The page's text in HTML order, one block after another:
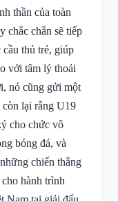
thần của toàn
chắc chắn sẽ tiếp
thủ trẻ, giúp
với tâm lý thoải
nó cũng gửi một
còn lại rằng U19
cho chức vô
bóng đá, và
chiến thắng
hành trình